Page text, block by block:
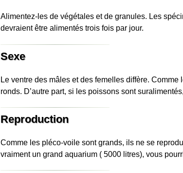
Alimentez-les de végétales et de granules. Les
devraient être alimentés trois fois par jour.
Sexe
Le ventre des mâles et des femelles diffère.
ronds. D’autre part, si les poissons sont
Reproduction
Comme les pléco-voile sont grands, ils ne se
vraiment un grand aquarium ( 5000 litres), vous